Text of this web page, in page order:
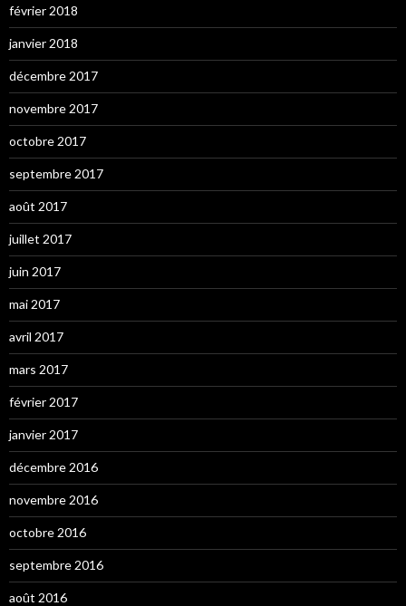
février 2018
janvier 2018
décembre 2017
novembre 2017
octobre 2017
septembre 2017
août 2017
juillet 2017
juin 2017
mai 2017
avril 2017
mars 2017
février 2017
janvier 2017
décembre 2016
novembre 2016
octobre 2016
septembre 2016
août 2016